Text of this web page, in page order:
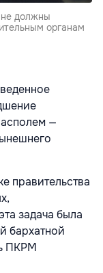
должны
органам
—
правительства
задача была
бархатной
ПКРМ